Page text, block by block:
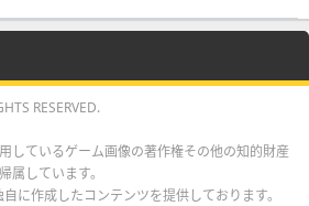
RESERVED.
しているゲーム画像の著作権その他の知的財産
属しています。
に作成したコンテンツを提供しております。